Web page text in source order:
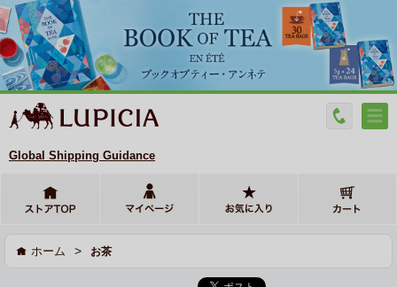
Global Shipping Guidance
ホーム > お茶